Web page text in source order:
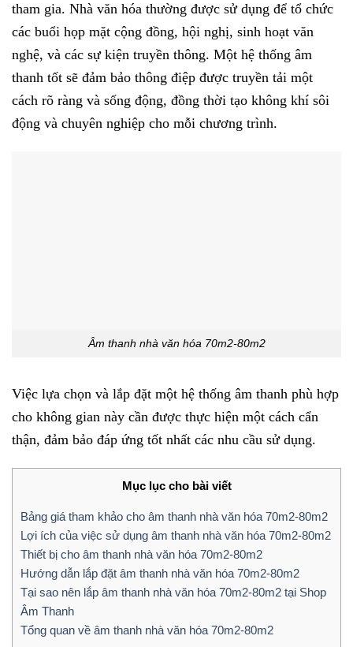
tham gia. Nhà văn hóa thường được sử dụng để tổ chức
các buổi họp mặt cộng đồng, hội nghị, sinh hoạt văn
nghệ, và các sự kiện truyền thông. Một hệ thống âm
thanh tốt sẽ đảm bảo thông điệp được truyền tải một
cách rõ ràng và sống động, đồng thời tạo không khí sôi
động và chuyên nghiệp cho mỗi chương trình.
Âm thanh nhà văn hóa 70m2-80m2
Việc lựa chọn và lắp đặt một hệ thống âm thanh phù hợp
cho không gian này cần được thực hiện một cách cẩn
thận, đảm bảo đáp ứng tốt nhất các nhu cầu sử dụng.
Mục lục cho bài viết
Bảng giá tham khảo cho âm thanh nhà văn hóa 70m2-80m2
Lợi ích của việc sử dụng âm thanh nhà văn hóa 70m2-80m2
Thiết bị cho âm thanh nhà văn hóa 70m2-80m2
Hướng dẫn lắp đặt âm thanh nhà văn hóa 70m2-80m2
Tại sao nên lắp âm thanh nhà văn hóa 70m2-80m2 tại Shop
Âm Thanh
Tổng quan về âm thanh nhà văn hóa 70m2-80m2